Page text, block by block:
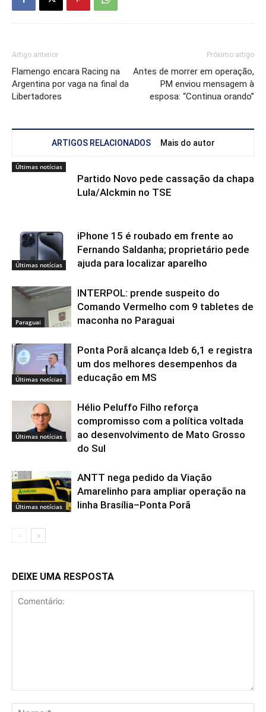
Artigo anterior
Flamengo encara Racing na
Argentina por vaga na final da
Libertadores
Próximo artigo
Antes de morrer em operação,
PM enviou mensagem à
esposa: “Continua orando”
ARTIGOS RELACIONADOS Mais do autor
Últimas notícias
Partido Novo pede cassação da chapa
Lula/Alckmin no TSE
Últimas notícias
iPhone 15 é roubado em frente ao
Fernando Saldanha; proprietário pede
ajuda para localizar aparelho
Paraguai
INTERPOL: prende suspeito do
Comando Vermelho com 9 tabletes de
maconha no Paraguai
Últimas notícias
Ponta Porã alcança Ideb 6,1 e registra
um dos melhores desempenhos da
educação em MS
Últimas notícias
Hélio Peluffo Filho reforça
compromisso com a política voltada
ao desenvolvimento de Mato Grosso
do Sul
Últimas notícias
ANTT nega pedido da Viação
Amarelinho para ampliar operação na
linha Brasília–Ponta Porã
DEIXE UMA RESPOSTA